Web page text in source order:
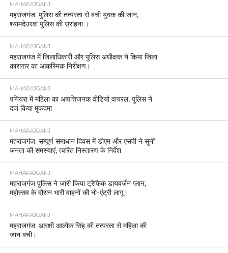
MAHARAJGANJ
महराजगंज: पुलिस की तत्परता से बची युवक की जान,
श्यामदेउरवा पुलिस की सराहना ।
MAHARAJGANJ
महराजगंज में जिलाधिकारी और पुलिस अधीक्षक ने किया जिला
कारागार का आकस्मिक निरीक्षण।
MAHARAJGANJ
पनियरा में महिला का आपत्तिजनक वीडियो वायरल, पुलिस ने
दर्ज किया मुकदमा
MAHARAJGANJ
महराजगंज: सम्पूर्ण समाधान दिवस में डीएम और एसपी ने सुनीं
जनता की समस्याएं, त्वरित निस्तारण के निर्देश
MAHARAJGANJ
महराजगंज पुलिस ने जारी किया ट्रैफिक डायवर्जन प्लान,
महोत्सव के दौरान भारी वाहनों की नो-एंट्री लागू।
MAHARAJGANJ
महराजगंज: आरक्षी आलोक सिंह की तत्परता से महिला की
जान बची।